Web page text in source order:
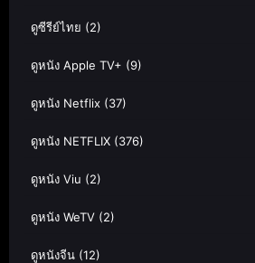
ดูซีรีย์ไทย (2)
ดูหนัง Apple TV+ (9)
ดูหนัง Netflix (37)
ดูหนัง NETFLIX (376)
ดูหนัง Viu (2)
ดูหนัง WeTV (2)
ดูหนังจีน (12)